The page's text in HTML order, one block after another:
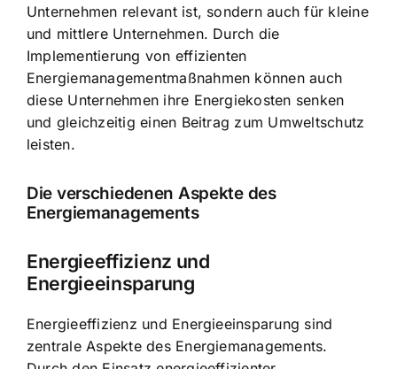
Unternehmen relevant ist, sondern auch für kleine
und mittlere Unternehmen. Durch die
Implementierung von effizienten
Energiemanagementmaßnahmen können auch
diese Unternehmen ihre Energiekosten senken
und gleichzeitig einen Beitrag zum Umweltschutz
leisten.
Die verschiedenen Aspekte des
Energiemanagements
Energieeffizienz und
Energieeinsparung
Energieeffizienz und Energieeinsparung sind
zentrale Aspekte des Energiemanagements.